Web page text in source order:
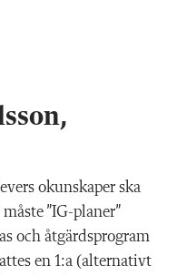
okunskaper ska
”IG-planer”
och åtgärdsprogram
en 1:a (alternativt